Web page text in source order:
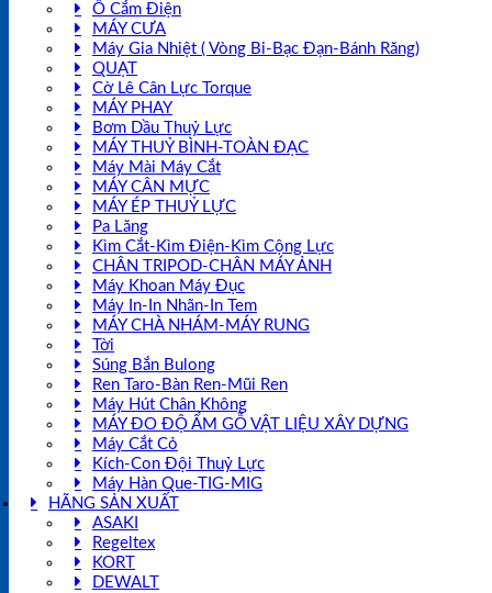
Ổ Cắm Điện
MÁY CƯA
Máy Gia Nhiệt ( Vòng Bi-Bạc Đạn-Bánh Răng)
QUẠT
Cờ Lê Cân Lực Torque
MÁY PHAY
Bơm Dầu Thuỷ Lực
MÁY THUỶ BÌNH-TOÀN ĐẠC
Máy Mài Máy Cắt
MÁY CÂN MỰC
MÁY ÉP THUỶ LỰC
Pa Lăng
Kìm Cắt-Kìm Điện-Kìm Cộng Lực
CHÂN TRIPOD-CHÂN MÁY ẢNH
Máy Khoan Máy Đục
Máy In-In Nhãn-In Tem
MÁY CHÀ NHÁM-MÁY RUNG
Tời
Súng Bắn Bulong
Ren Taro-Bàn Ren-Mũi Ren
Máy Hút Chân Không
MÁY ĐO ĐỘ ẨM GỖ VẬT LIỆU XÂY DỰNG
Máy Cắt Cỏ
Kích-Con Đội Thuỷ Lực
Máy Hàn Que-TIG-MIG
HÃNG SẢN XUẤT
ASAKI
Regeltex
KORT
DEWALT